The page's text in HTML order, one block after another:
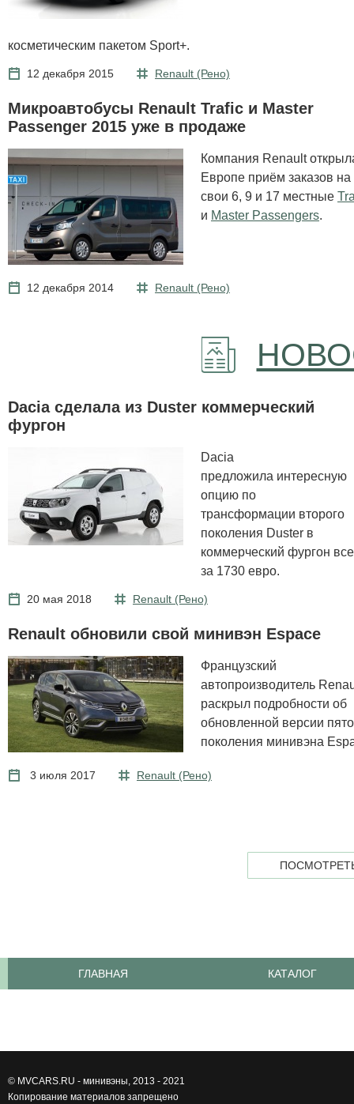
косметическим пакетом Sport+.
12 декабря 2015 Renault (Рено)
Микроавтобусы Renault Trafic и Master
Passenger 2015 уже в продаже
Компания Renault
Европе приём заказов на
свои 6, 9 и 17 местные
и Master Passengers.
12 декабря 2014 Renault (Рено)
Dacia сделала из Duster коммерческий
фургон
Dacia
предложила интересную
опцию по
трансформации второго
поколения Duster в
коммерческий фургон
за 1730 евро.
20 мая 2018 Renault (Рено)
Renault обновили свой минивэн Espace
Французский
автопроизводитель
раскрыл подробности об
обновленной версии
поколения минивэна
3 июля 2017 Renault (Рено)
ГЛАВНАЯ КАТАЛОГ
© MVCARS.RU - минивэны, 2013 - 2021
Копирование материалов запрещено